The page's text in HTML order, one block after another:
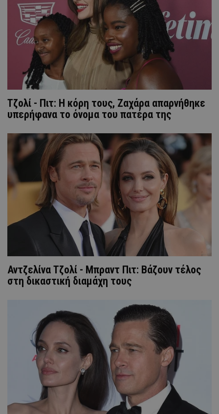
Τζολί - Πιτ: Η κόρη τους, Ζαχάρα απαρνήθηκε
υπερήφανα το όνομα του πατέρα της
Αντζελίνα Τζολί - Μπραντ Πιτ: Βάζουν τέλος
στη δικαστική διαμάχη τους